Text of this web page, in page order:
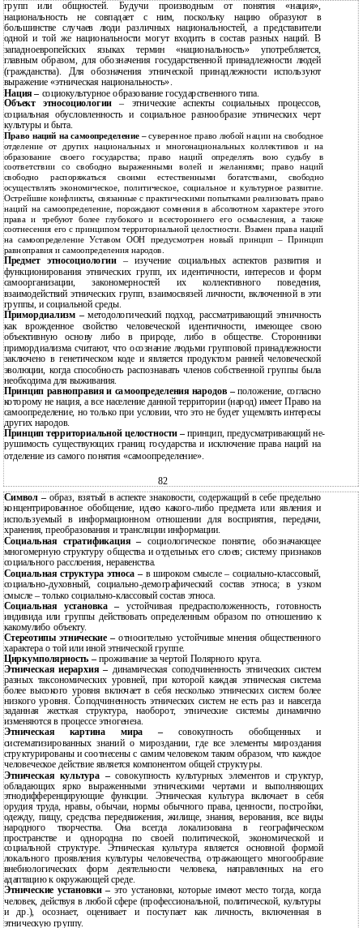
групп или общностей. Будучи производным от понятия «нация»,
национальность не совпадает с ним, поскольку нацию образуют в
большинстве случаев люди различных национальностей, а представители
одной и той же национальности могут входить в состав разных наций. В
западноевропейских языках термин «национальность» употребляется,
главным образом, для обозначения государственной принадлежности людей
(гражданства). Для обозначения этнической принадлежности используют
выражение «этническая национальность».
Нация – социокультурное образование государственного типа.
Объект этносоциологии– этнические аспекты социальных процессов,
социальная обусловленность и социальное разнообразие этнических черт
культуры и быта.
Право наций на самоопределение –суверенное право любой нации на свободное
отделение от других национальных и многонациональных коллективов и на
образование своего государства; право наций определять вою судьбу в
соответствии со свободно выраженными волей и желаниями; право наций
свободно распоряжаться своими естественными богатствами, свободно
осуществлять экономическое, политическое, социальное и культурное развитие.
Острейшие конфликты, связанные с практическими попытками реализовать право
наций на самоопределение, порождают сомнения в абсолютном характере этого
права и требуют более глубокого и всестороннего его осмысления, а также
соотнесения его с принципом территориальной целостности. Взамен права наций
на самоопределение Уставом ООН предусмотрен новый принцип – Принцип
равноправия и самоопределения народов.
Предмет этносоциологии – изучение социальных аспектов развития и
функционирования этнических групп, их идентичности, интересов и форм
самоорганизации, закономерностей их коллективного поведения,
взаимодействий этнических групп, взаимосвязей личности, включенной в эти
группы, и социальной среды.
Примордиализм –методологический подход, рассматривающий этничность
как врожденное свойство человеческой идентичности, имеющее свою
объективную основу либо в природе, либо в обществе. Сторонники
примордиализма считают, что осознание людьми групповой принадлежности
заключено в генетическом коде и является продуктом ранней человеческой
эволюции, когда способность распознавать членов собственной группы была
необходима для выживания.
Принцип равноправия и самоопределения народов –положение, согласно
которому не нация, а все население данной территории (народ) имеет Право на
самоопределение, но только при условии, что это не будет ущемлять интересы
других народов.
Принцип территориальной целостности – принцип, предусматривающий не-
рушимость существующих границ государства и исключение права наций на
отделение из самого понятия «самоопределение».
82
Символ – образ, взятый в аспекте знаковости, содержащий в себе предельно
концентрированное обобщение, идею какого-либо предмета или явления и
используемый в информационном отношении для восприятия, передачи,
хранения, преобразования и трансляции информации.
Социальная стратификация –социологическое понятие, обозначающее
многомерную структуру общества и отдельных его слоев; систему признаков
социального расслоения, неравенства.
Социальная структура этноса – в широком смысле – социально-классовый,
социально-духовный, социально-демографический состав этноса; в узком
смысле – только социально-классовый состав этноса.
Социальная установка – устойчивая предрасположенность, готовность
индивида или группы действовать определенным образом по отношению к
какомулибо объекту.
Стереотипы этнические –относительно устойчивые мнения общественного
характера о той или иной этнической группе.
Циркумполярность – проживание за чертой Полярного круга.
Этническая иерархия – динамическая соподчиненность этнических систем
разных таксономических уровней, при которой каждая этническая система
более высокого уровня включает в себя несколько этнических систем более
низкого уровня. Соподчиненность этнических систем не есть раз и навсегда
заданная жесткая структура, наоборот, этнические системы динамично
изменяются в процессе этногенеза.
Этническая картина мира –совокупность обобщенных и
систематизированных знаний о мироздании, где все элементы мироздания
структурированы и соотнесены с самим человеком таким образом, что каждое
человеческое действие является компонентом общей структуры.
Этническая культура –совокупность культурных элементов и структур,
обладающих ярко выраженными этническими чертами и выполняющих
этнодифференцирующие функции. Этническая культура включает в себя
орудия труда, нравы, обычаи, нормы обычного права, ценности, постройки,
одежду, пищу, средства передвижения, жилище, знания, верования, все виды
народного творчества. Она всегда локализована в географическом
пространстве и однородна по своей политической, экономической и
социальной структуре. Этническая культура является основной формой
локального проявления культуры человечества, отражающего многообразие
внебиологических форм деятельности человека, направленных на его
адаптацию к окружающей среде.
Этнические установки –это установки, которые имеют место тогда, когда
человек, действуя в любой сфере (профессиональной, политической, культуры
и др.), осознает, оценивает и поступает как личность, включенная в
этническую группу.